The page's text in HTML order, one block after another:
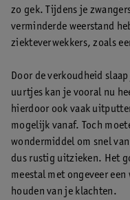
zo gek. Tijdens je
verminderde weerstand
ziekteverwekkers, zoals
Door de verkoudheid
uurtjes kan je vooral nu
hierdoor ook vaak
mogelijk vanaf. Toch
wondermiddel om snel
dus rustig uitzieken. Het
meestal met ongeveer
houden van je klachten.